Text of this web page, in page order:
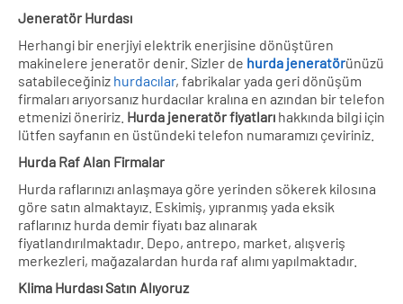
Jeneratör Hurdası
Herhangi bir enerjiyi elektrik enerjisine dönüştüren
makinelere jeneratör denir. Sizler de hurda jeneratörünüzü
satabileceğiniz hurdacılar, fabrikalar yada geri dönüşüm
firmaları arıyorsanız hurdacılar kralına en azından bir telefon
etmenizi öneririz. Hurda jeneratör fiyatları hakkında bilgi için
lütfen sayfanın en üstündeki telefon numaramızı çeviriniz.
Hurda Raf Alan Firmalar
Hurda raflarınızı anlaşmaya göre yerinden sökerek kilosına
göre satın almaktayız. Eskimiş, yıpranmış yada eksik
raflarınız hurda demir fiyatı baz alınarak
fiyatlandırılmaktadır. Depo, antrepo, market, alışveriş
merkezleri, mağazalardan hurda raf alımı yapılmaktadır.
Klima Hurdası Satın Alıyoruz